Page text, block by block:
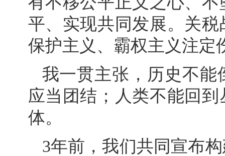
平、实现共同发展。关
保护主义、霸权主义注定
我一贯主张，历史不能
应当团结；人类不能回
体。
3年前，我们共同宣布